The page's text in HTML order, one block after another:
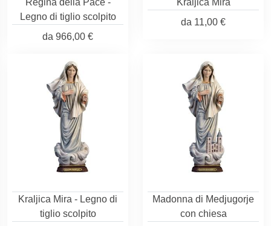
Regina della Pace -
Legno di tiglio scolpito
da 966,00 €
Kraljica Mira
da 11,00 €
Kraljica Mira - Legno di
tiglio scolpito
Madonna di Medjugorje
con chiesa